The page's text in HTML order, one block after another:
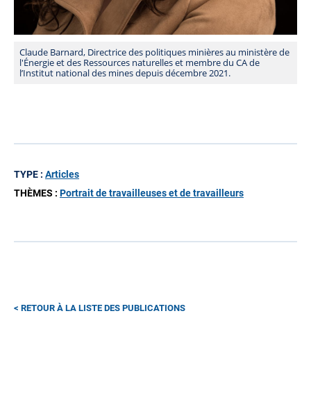
Claude Barnard, Directrice des politiques minières au ministère de
l'Énergie et des Ressources naturelles et membre du CA de
l’Institut national des mines depuis décembre 2021.
TYPE : Articles
THÈMES : Portrait de travailleuses et de travailleurs
RETOUR À LA LISTE DES PUBLICATIONS